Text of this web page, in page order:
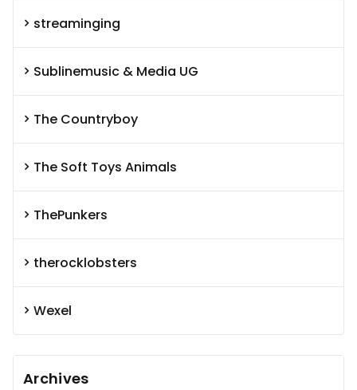
streaminging
Sublinemusic & Media UG
The Countryboy
The Soft Toys Animals
ThePunkers
therocklobsters
Wexel
Archives